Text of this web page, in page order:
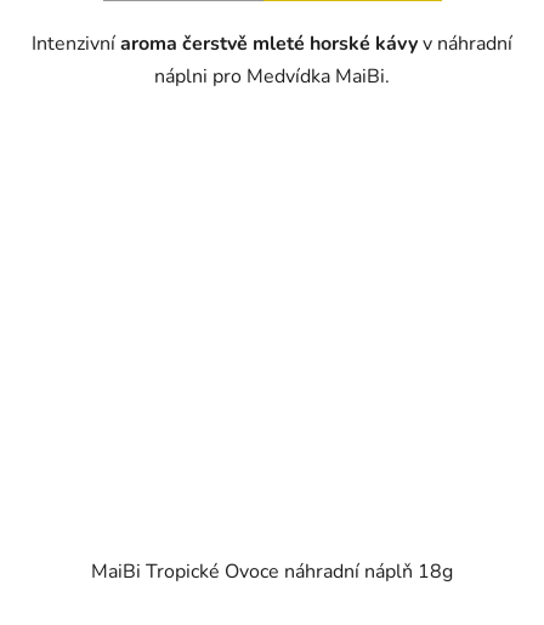
hvězdiček.
Intenzivníaroma čerstvě mleté horské kávyv náhradní
náplni pro Medvídka MaiBi.
MaiBi Tropické Ovoce náhradní náplň 18g